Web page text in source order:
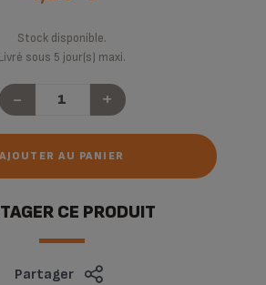
Stock disponible.
Livré sous 5 jour(s) maxi.
- +
AJOUTER AU PANIER
CE PRODUIT
Partager